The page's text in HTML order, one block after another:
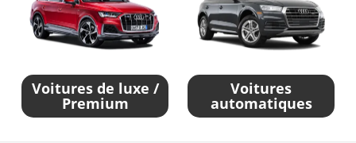
Voitures de luxe /
Premium
Voitures
automatiques